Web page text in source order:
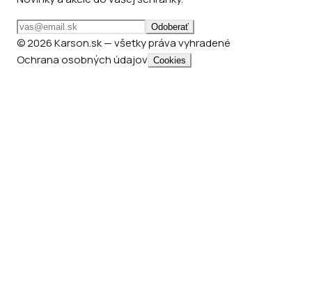
Odoberať
© 2026 Karson.sk — všetky práva vyhradené
Ochrana osobných údajov Cookies